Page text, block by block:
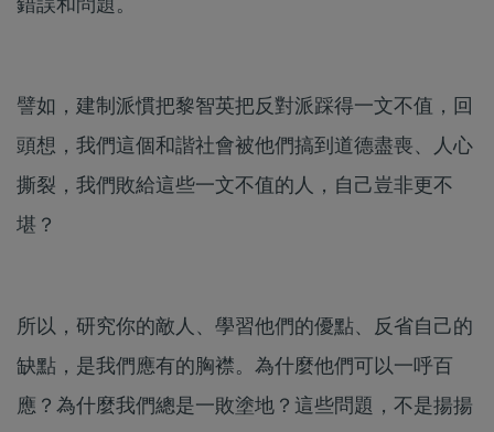
譬如，建制派慣把黎智英把反對派踩得一文不值，回
頭想，我們這個和諧社會被他們搞到道德盡喪、人心
撕裂，我們敗給這些一文不值的人，自己豈非更不
堪？
所以，研究你的敵人、學習他們的優點、反省自己的
缺點，是我們應有的胸襟。為什麼他們可以一呼百
應？為什麼我們總是一敗塗地？這些問題，不是揚揚